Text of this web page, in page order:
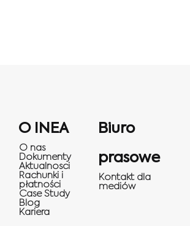
O INEA
O nas
Dokumenty
Aktualnosci
Rachunki i
płatności
Case Study
Blog
Kariera
Biuro
prasowe
Kontakt dla
mediów